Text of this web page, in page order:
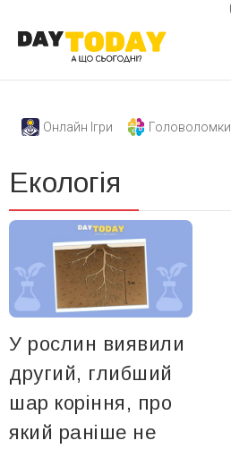
Онлайн Ігри Головоломки
Екологія
У рослин виявили
другий, глибший
шар коріння, про
який раніше не